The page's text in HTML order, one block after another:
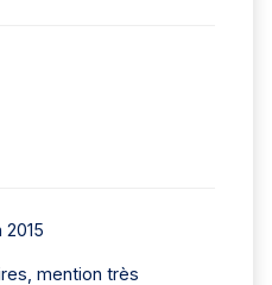
mention très